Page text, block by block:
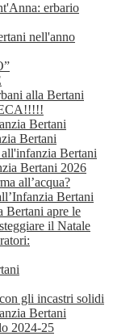
erbario
nell'anno
alla Bertani
Bertani
Bertani
Bertani
Bertani 2026
all’acqua?
Bertani
Bertani apre le
il Natale
gli incastri solidi
Bertani
2024-25